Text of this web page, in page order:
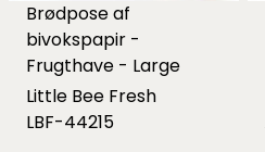
Brødpose af
bivokspapir -
Frugthave - Large
Little Bee Fresh
LBF-44215